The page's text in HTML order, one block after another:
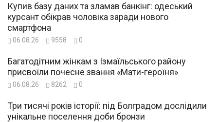
Купив базу даних та зламав банкінг: одеський
курсант обікрав чоловіка заради нового
смартфона
06.08.26 9558 0
Багатодітним жінкам з Ізмаїльського району
присвоїли почесне звання «Мати-героїня»
06.08.26 8262 0
Три тисячі років історії: під Болградом дослідили
унікальне поселення доби бронзи